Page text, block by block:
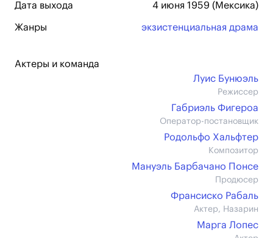
Дата выхода 4 июня 1959 (Мексика)
Жанры экзистенциальная драма
Актеры и команда
Луис Бунюэль
Режиссер
Габриэль Фигероа
Оператор-постановщик
Родольфо Хальфтер
Композитор
Мануэль Барбачано Понсе
Продюсер
Франсиско Рабаль
Актер, Назарин
Марга Лопес